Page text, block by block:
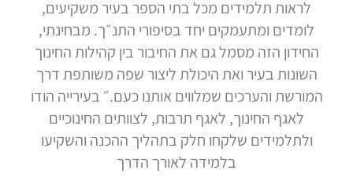
לראות תלמידים מכל בתי הספר בעיר משקיעים,
לומדים ומתעמקים יחד בסיפורי התנ״ך. מבחינתי,
החידון הזה מסמל גם את החיבור בין קהילות החינוך
השונות בעיר ואת היכולת ליצור שפה משותפת דרך
המורשת והערכים שמלווים אותנו כעם.״ בעירייה הודו
לאגף החינוך, לאגף תרבות, לצוותים החינוכיים
ולתלמידים שלקחו חלק בתהליך ההכנה והשקיעו
בלמידה לאורך הדרך